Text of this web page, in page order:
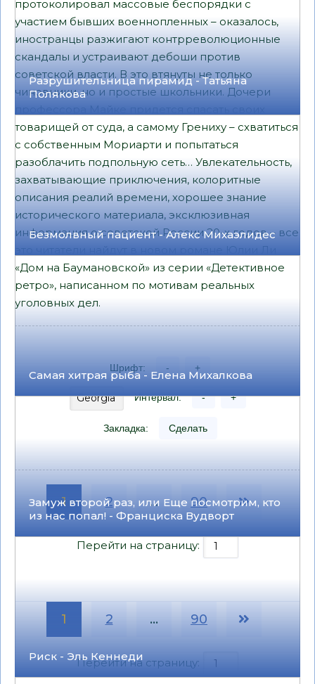
Разрушительница пирамид - Татьяна
Полякова
Безмолвный пациент - Алекс Михаэлидес
Самая хитрая рыба - Елена Михалкова
Замуж второй раз, или Еще посмотрим, кто
из нас попал! - Франциска Вудворт
Риск - Эль Кеннеди
протоколировал массовые беспорядки с
участием бывших военнопленных – оказалось,
иностранцы разжигают контрреволюционные
скандалы и устраивают дебоши против
советской власти. В это втянуты не только
чиновники, но и простые школьники. Дочери
профессора Майке придется спасать своих
товарищей от суда, а самому Грениху – схватиться
с собственным Мориарти и попытаться
разоблачить подпольную сеть… Увлекательность,
захватывающие приключения, колоритные
описания реалий времени, хорошее знание
исторического материала, эксклюзивная
информация о советской России 20-х годов – все
это читатели найдут в новом романе Юлии Ли
«Дом на Баумановской» из серии «Детективное
ретро», написанном по мотивам реальных
уголовных дел.
Шрифт: - +
Интервал: - +
Закладка: Сделать
1 2 ... 90
Перейти на страницу:
1 2 ... 90
Перейти на страницу: